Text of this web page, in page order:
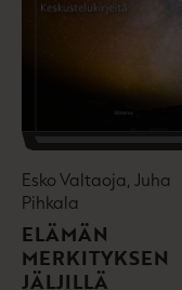
l
i
l
e
h
t
e
Esko Valtaoja, Juha
Pihkala
ELÄMÄN
MERKITYKSEN
JÄLJILLÄ